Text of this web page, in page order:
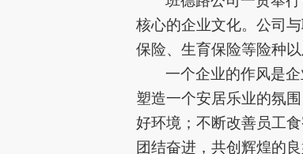
核心的企业文化。公司
保险、生育保险等险种
一个企业的作风是企
塑造一个安居乐业的氛
好环境；不断改善员工
团结奋进，共创辉煌的